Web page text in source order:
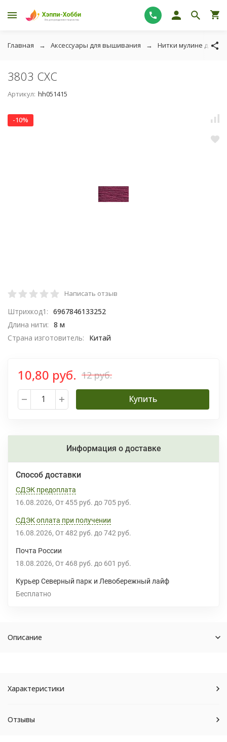
Главная Аксессуары для вышивания Нитки мулине для
3803 СХС
Артикул: hh051415
-10%
Написать отзыв
Штрихкод1: 6967846133252
Длина нити: 8 м
Страна изготовитель:
Китай
10,80 руб. 12 руб.
Купить
Информация о доставке
Способ доставки
СДЭК предоплата
16.08.2026 От 455 руб. до 705 руб.
СДЭК оплата при получении
16.08.2026 От 482 руб. до 742 руб.
Почта России
18.08.2026 От 468 руб. до 601 руб.
Курьер Северный парк и Левобережный лайф
Бесплатно
Описание
Характеристики
Отзывы